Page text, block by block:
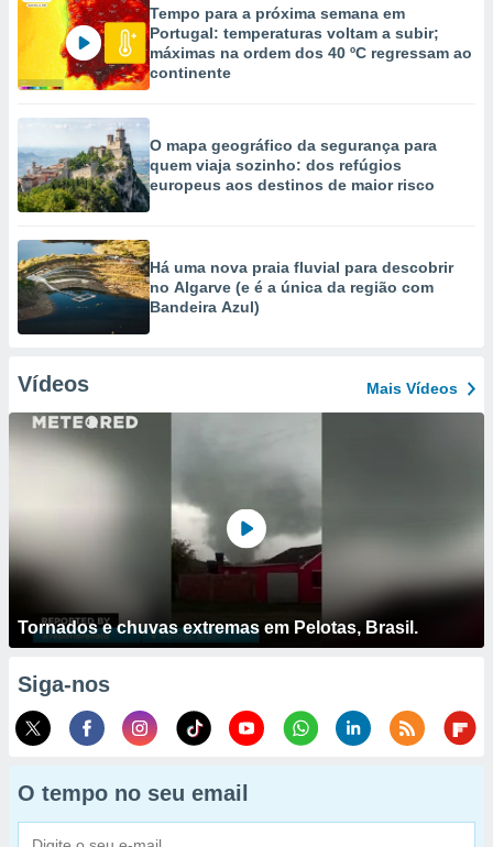
Tempo para a próxima semana em
Portugal: temperaturas voltam a subir;
máximas na ordem dos 40 ºC regressam ao
continente
O mapa geográfico da segurança para
quem viaja sozinho: dos refúgios
europeus aos destinos de maior risco
Há uma nova praia fluvial para descobrir
no Algarve (e é a única da região com
Bandeira Azul)
Vídeos Mais Vídeos
Tornados e chuvas extremas em Pelotas, Brasil.
Siga-nos
O tempo no seu email